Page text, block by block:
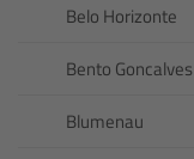
Belo Horizonte
Bento Goncalves
Blumenau